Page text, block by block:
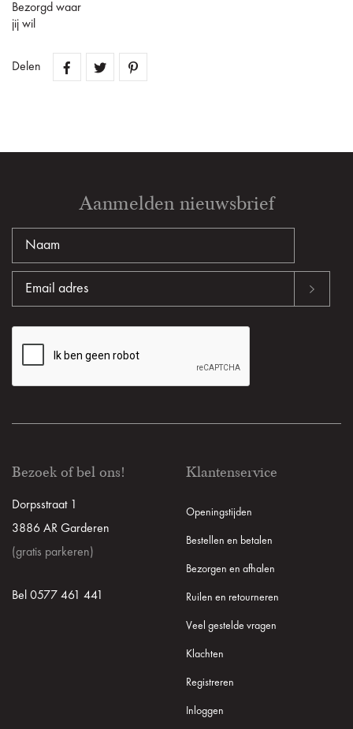
Bezorgd waar
jij wil
Delen
Aanmelden nieuwsbrief
Bezoek of bel ons!
Dorpsstraat 1
3886 AR Garderen
(gratis parkeren)
Bel 0577 461 441
Klantenservice
Openingstijden
Bestellen en betalen
Bezorgen en afhalen
Ruilen en retourneren
Veel gestelde vragen
Klachten
Registreren
Inloggen